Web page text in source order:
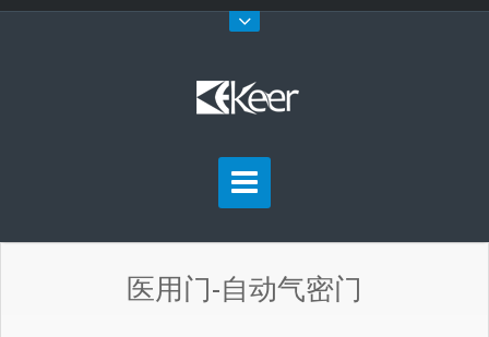
医用门-自动气密门